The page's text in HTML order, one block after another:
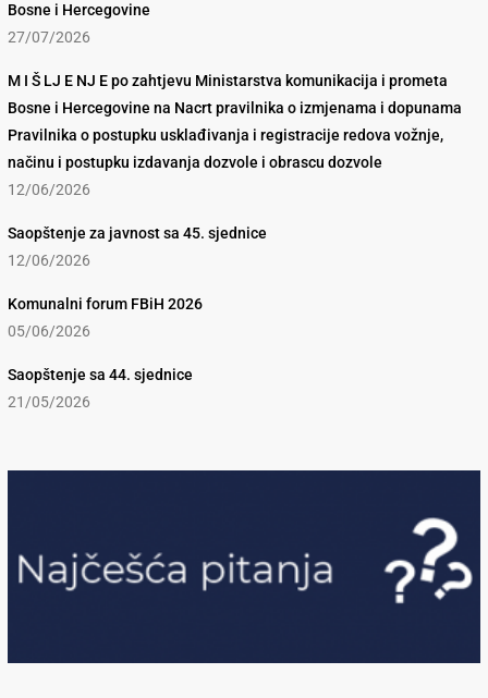
Bosne i Hercegovine
27/07/2026
M I Š LJ E NJ E po zahtjevu Ministarstva komunikacija i prometa
Bosne i Hercegovine na Nacrt pravilnika o izmjenama i dopunama
Pravilnika o postupku usklađivanja i registracije redova vožnje,
načinu i postupku izdavanja dozvole i obrascu dozvole
12/06/2026
Saopštenje za javnost sa 45. sjednice
12/06/2026
Komunalni forum FBiH 2026
05/06/2026
Saopštenje sa 44. sjednice
21/05/2026